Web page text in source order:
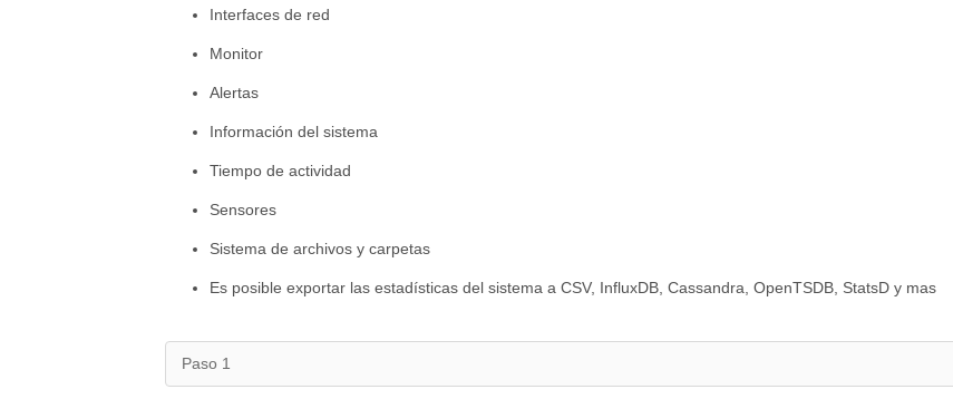
Interfaces de red
Monitor
Alertas
Información del sistema
Tiempo de actividad
Sensores
Sistema de archivos y carpetas
Es posible exportar las estadísticas del sistema a CSV, InfluxDB, Cassandra, OpenTSDB, StatsD y mas
Paso 1